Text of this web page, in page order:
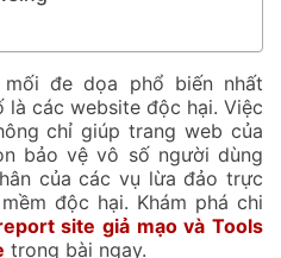
đe dọa phổ biến nhất
các website độc hại. Việc
chỉ giúp trang web của
bảo vệ vô số người dùng
của các vụ lừa đảo trực
độc hại. Khám phá chi
site giả mạo và Tools
trong bài ngay.